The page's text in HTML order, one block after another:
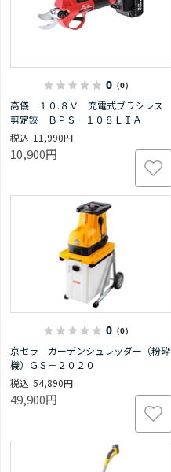
0 （0）
高儀 １０.８Ｖ 充電式ブラシレス
剪定鋏 ＢＰＳ－１０８ＬＩＡ
11,990円
10,900円
0 （0）
京セラ ガーデンシュレッダー（粉砕
機）ＧＳ－２０２０
54,890円
49,900円